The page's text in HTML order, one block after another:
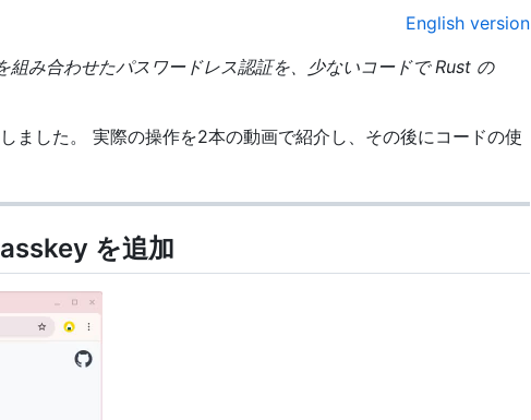
English version
み合わせたパスワードレス認証を、少ないコードで Rust の
ました。 実際の操作を2本の動画で紹介し、その後にコードの使
を追加